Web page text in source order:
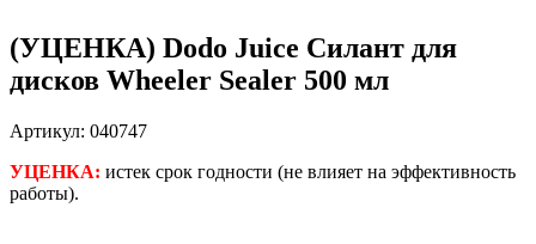
(УЦЕНКА) Dodo Juice Силант для
дисков Wheeler Sealer 500 мл
Артикул: 040747
УЦЕНКА: истек срок годности (не влияет на эффективность
работы).